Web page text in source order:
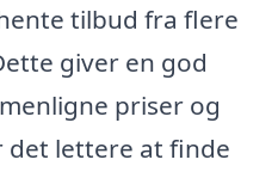
tilbud fra flere
giver en god
priser og
det lettere at finde